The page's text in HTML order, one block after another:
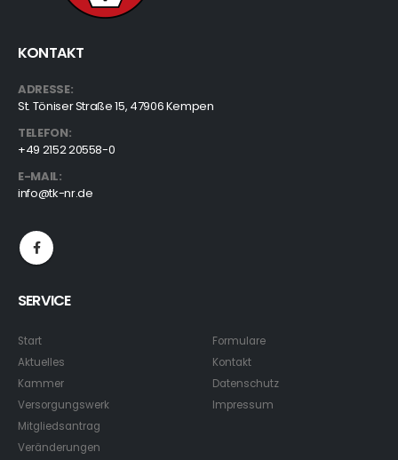
KONTAKT
ADRESSE:
St. Töniser Straße 15, 47906 Kempen
TELEFON:
+49 2152 20558-0
E-MAIL:
info@tk-nr.de
SERVICE
Start
Aktuelles
Kammer
Versorgungswerk
Mitgliedsantrag
Veränderungen
Formulare
Kontakt
Datenschutz
Impressum